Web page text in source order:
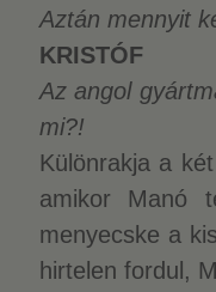
Aztán mennyit
KRISTÓF
Az angol
mi?!
Különrakja a
amikor Manó
menyecske a
hirtelen fordul,